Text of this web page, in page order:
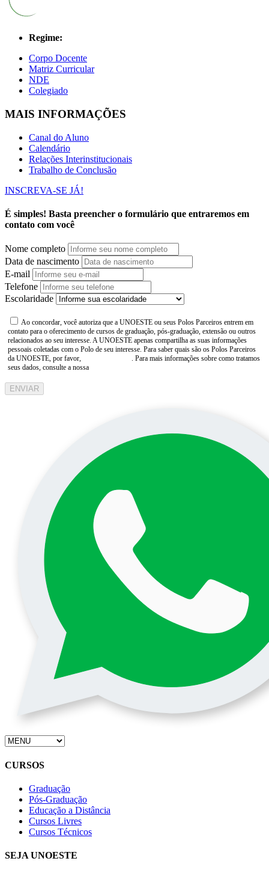
Regime:
Corpo Docente
Matriz Curricular
NDE
Colegiado
MAIS INFORMAÇÕES
Canal do Aluno
Calendário
Relações Interinstitucionais
Trabalho de Conclusão
INSCREVA-SE JÁ!
É simples! Basta preencher o formulário que entraremos em
contato com você
Nome completo
Data de nascimento
E-mail
Telefone
Escolaridade
Ao concordar, você autoriza que a UNOESTE ou seus Polos Parceiros entrem em
contato para o oferecimento de cursos de graduação, pós-graduação, extensão ou outros
relacionados ao seu interesse. A UNOESTE apenas compartilha as suas informações
pessoais coletadas com o Polo de seu interesse. Para saber quais são os Polos Parceiros
da UNOESTE, por favor,
. Para mais informações sobre como tratamos
seus dados, consulte a nossa
ENVIAR
CURSOS
Graduação
Pós-Graduação
Educação a Distância
Cursos Livres
Cursos Técnicos
SEJA UNOESTE